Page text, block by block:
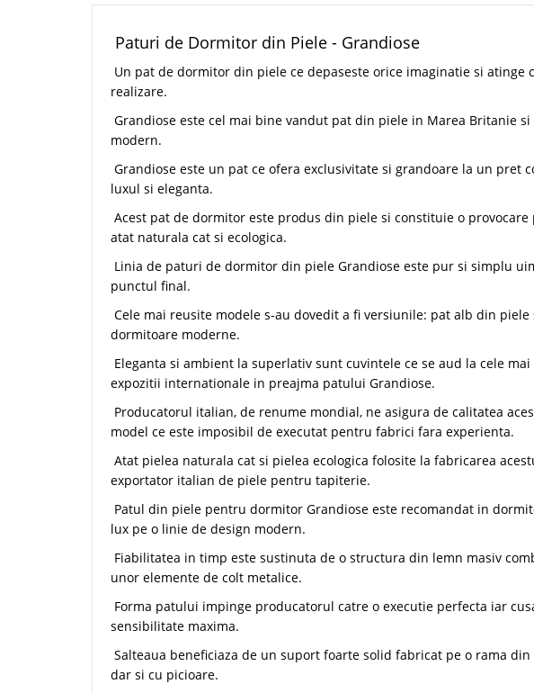
Paturi de Dormitor din Piele - Grandiose
Un pat de dormitor din piele ce depaseste orice imaginatie si
realizare.
Grandiose este cel mai bine vandut pat din piele in Marea Britanie
modern.
Grandiose este un pat ce ofera exclusivitate si grandoare la un pret
luxul si eleganta.
Acest pat de dormitor este produs din piele si constituie o
atat naturala cat si ecologica.
Linia de paturi de dormitor din piele Grandiose este pur si simplu
punctul final.
Cele mai reusite modele s-au dovedit a fi versiunile: pat alb din
dormitoare moderne.
Eleganta si ambient la superlativ sunt cuvintele ce se aud la cele mai
expozitii internationale in preajma patului Grandiose.
Producatorul italian, de renume mondial, ne asigura de calitatea
model ce este imposibil de executat pentru fabrici fara experienta.
Atat pielea naturala cat si pielea ecologica folosite la fabricarea
exportator italian de piele pentru tapiterie.
Patul din piele pentru dormitor Grandiose este recomandat in
lux pe o linie de design modern.
Fiabilitatea in timp este sustinuta de o structura din lemn masiv
unor elemente de colt metalice.
Forma patului impinge producatorul catre o executie perfecta iar
sensibilitate maxima.
Salteaua beneficiaza de un suport foarte solid fabricat pe o rama
dar si cu picioare.